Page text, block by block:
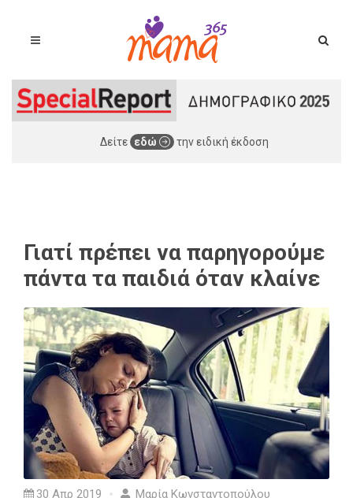
Δείτε εδώ την ειδική έκδοση
Γιατί πρέπει να παρηγορούμε
πάντα τα παιδιά όταν κλαίνε
30 Απρ 2019
Μαρία Κωνσταντοπούλου